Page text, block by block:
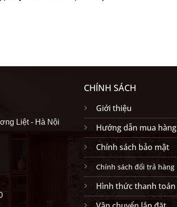
Liệt - Hà Nội
CHÍNH SÁCH
Giới thiệu
Hướng dẫn mua hàng
Chính sách bảo mật
Chính sách đổi trả hàng
Hình thức thanh toán